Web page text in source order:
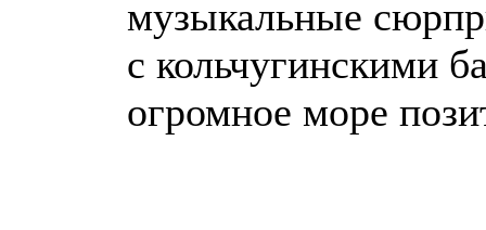
музыкальные
с кольчугинскими
огромное море